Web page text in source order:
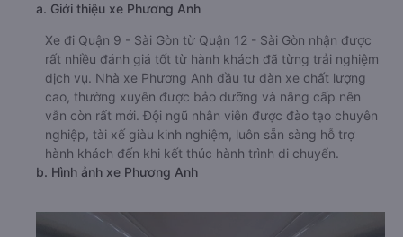
a. Giới thiệu xe Phương Anh
Xe đi Quận 9 - Sài Gòn từ Quận 12 - Sài Gòn nhận được
rất nhiều đánh giá tốt từ hành khách đã từng trải nghiệm
dịch vụ. Nhà xe Phương Anh đầu tư dàn xe chất lượng
cao, thường xuyên được bảo dưỡng và nâng cấp nên
vẫn còn rất mới. Đội ngũ nhân viên được đào tạo chuyên
nghiệp, tài xế giàu kinh nghiệm, luôn sẵn sàng hỗ trợ
hành khách đến khi kết thúc hành trình di chuyển.
b. Hình ảnh xe Phương Anh